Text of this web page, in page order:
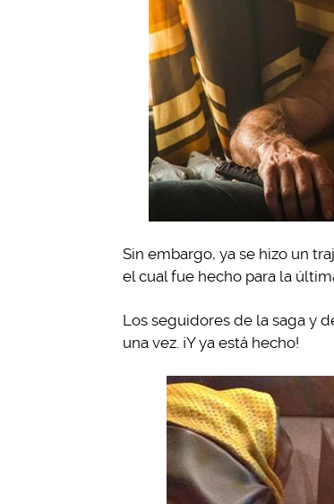
Sin embargo, ya se hizo un
el cual fue hecho para la
Los seguidores de la saga y
una vez. ¡Y ya está hecho!